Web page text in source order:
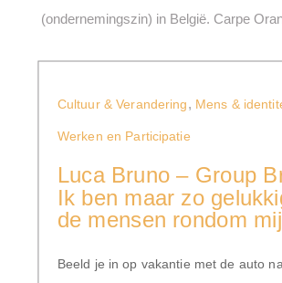
(ondernemingszin) in België. Carpe
Cultuur & Verandering, Mens &
Werken en Participatie
Luca Bruno – Group
Ik ben maar zo
de mensen rondom
Beeld je in op vakantie met de auto